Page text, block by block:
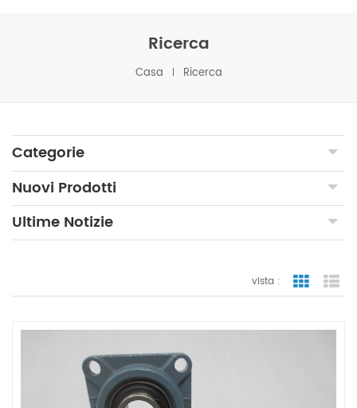
Ricerca
Casa Ricerca
Categorie
Nuovi Prodotti
Ultime Notizie
vista : vista a